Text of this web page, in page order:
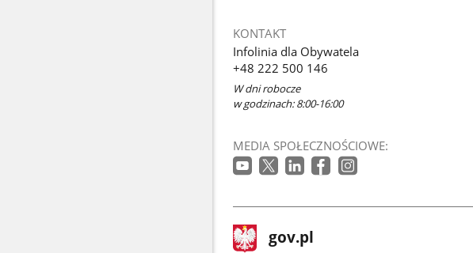
KONTAKT
Infolinia dla Obywatela
+48 222 500 146
W dni robocze
w godzinach: 8:00-16:00
MEDIA SPOŁECZNOŚCIOWE:
stopka
gov.pl Strona
gov.pl